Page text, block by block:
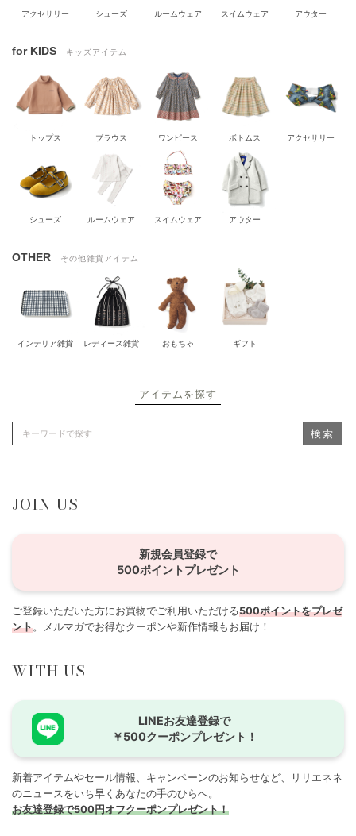
アクセサリー シューズ ルームウェア スイムウェア アウター
for KIDS キッズアイテム
トップス ブラウス ワンピース ボトムス アクセサリー
シューズ ルームウェア スイムウェア アウター
OTHER その他雑貨アイテム
インテリア雑貨 レディース雑貨 おもちゃ ギフト
アイテムを探す
検索
JOIN US
新規会員登録で
500ポイントプレゼント
ご登録いただいた方にお買物でご利用いただける500ポイントをプレゼ
ント。メルマガでお得なクーポンや新作情報もお届け！
WITH US
LINEお友達登録で
￥500クーポンプレゼント！
新着アイテムやセール情報、キャンペーンのお知らせなど、リリエネネ
のニュースをいち早くあなたの手のひらへ。
お友達登録で500円オフクーポンプレゼント！